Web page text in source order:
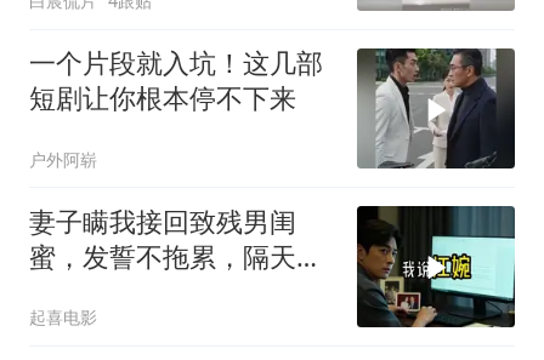
一个片段就入坑！这几部
短剧让你根本停不下来
户外阿崭
妻子瞒我接回致残男闺
蜜，发誓不拖累，隔天我
起喜电影